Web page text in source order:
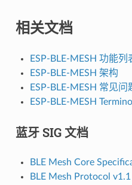
相关文档
ESP-BLE-MESH 功能列
ESP-BLE-MESH 架构
ESP-BLE-MESH 常见问
ESP-BLE-MESH
蓝牙 SIG 文档
BLE Mesh Core
BLE Mesh Protocol